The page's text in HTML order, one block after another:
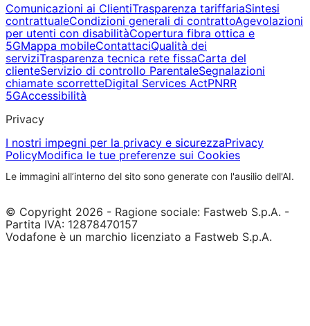
Comunicazioni ai ClientiTrasparenza tariffariaSintesi
contrattualeCondizioni generali di contrattoAgevolazioni
per utenti con disabilitàCopertura fibra ottica e
5GMappa mobileContattaciQualità dei
serviziTrasparenza tecnica rete fissaCarta del
clienteServizio di controllo ParentaleSegnalazioni
chiamate scorretteDigital Services ActPNRR
5GAccessibilità
Privacy
I nostri impegni per la privacy e sicurezzaPrivacy
PolicyModifica le tue preferenze sui Cookies
Le immagini all’interno del sito sono generate con l'ausilio dell'AI.
© Copyright 2026 - Ragione sociale: Fastweb S.p.A. -
Partita IVA: 12878470157
Vodafone è un marchio licenziato a Fastweb S.p.A.